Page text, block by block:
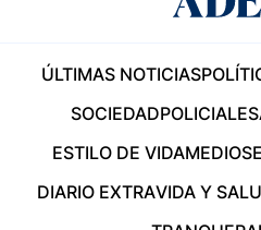
ÚLTIMAS NOTICIAS
SOCIEDADPOLICIALES
ESTILO DE VIDAMEDIOS
DIARIO EXTRAVIDA Y